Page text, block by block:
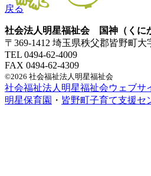
戻る
社会法人明星福祉会 国神（くに
〒369-1412 埼玉県秩父郡皆野町大
TEL 0494-62-4009
FAX 0494-62-4309
©2026 社会福祉法人明星福祉会
社会福祉法人明星福祉会ウェブサ
明星保育園 ・ 皆野町子育て支援セ